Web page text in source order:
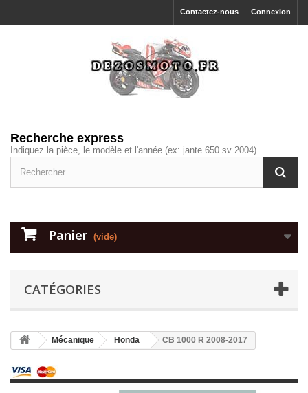
Connexion
Contactez-nous
Recherche express
Indiquez la pièce, le modèle et l'année (ex: jante 650 sv 2004)
Panier (vide)
CATÉGORIES
Mécanique Honda CB 1000 R 2008-2017